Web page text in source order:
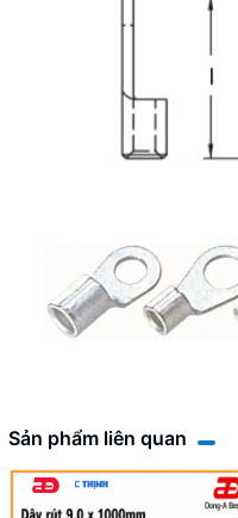
Sản phẩm liên quan